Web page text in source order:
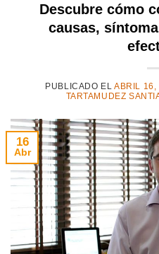
Descubre cómo
causas,
PUBLICADO EL ABRIL 16,
TARTAMUDEZ
16
Abr